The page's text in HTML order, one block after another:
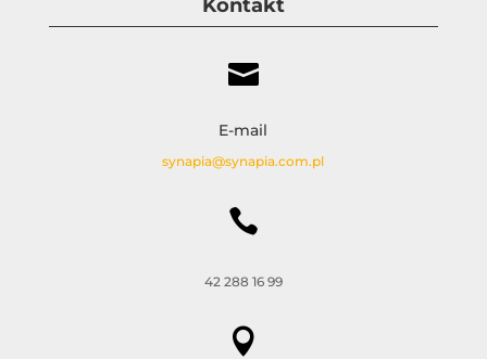
Kontakt

E-mail
synapia@synapia.com.pl

42 288 16 99
